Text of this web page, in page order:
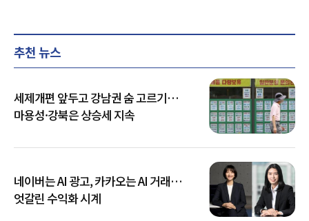
추천 뉴스
세제개편 앞두고 강남권 숨 고르기…
마용성·강북은 상승세 지속
네이버는 AI 광고, 카카오는 AI 거래…
엇갈린 수익화 시계